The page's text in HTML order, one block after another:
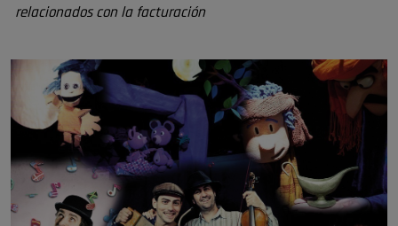
relacionados con la facturación